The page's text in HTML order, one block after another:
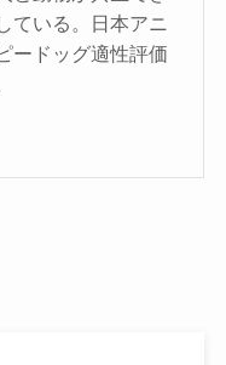
ている。日本アニ
ードッグ適性評価